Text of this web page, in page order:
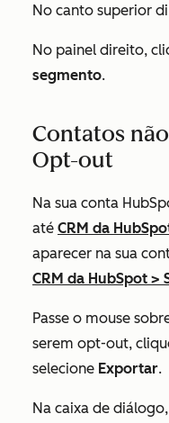
No canto superior
No painel direito,
segmento.
Contatos
Opt-out
Na sua conta
até CRM da
aparecer na sua
CRM da HubSpot >
Passe o mouse
serem opt-out,
selecione Exportar.
Na caixa de